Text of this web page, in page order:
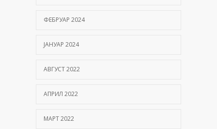
ФЕБРУАР 2024
ЈАНУАР 2024
АВГУСТ 2022
АПРИЛ 2022
МАРТ 2022